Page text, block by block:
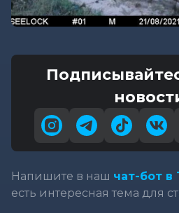
Напишите в наш чат-бот в
есть интересная тема для